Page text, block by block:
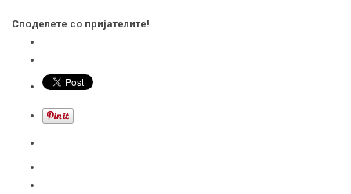
Споделете со пријателите!